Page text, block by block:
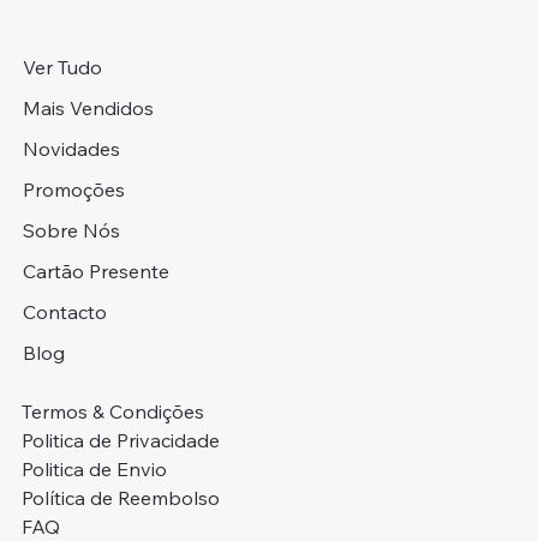
Ver Tudo
Mais Vendidos
Novidades
Promoções
Sobre Nós
Cartão Presente
Contacto
Blog
Termos & Condições
Politica de Privacidade
Politica de Envio
Política de Reembolso
FAQ